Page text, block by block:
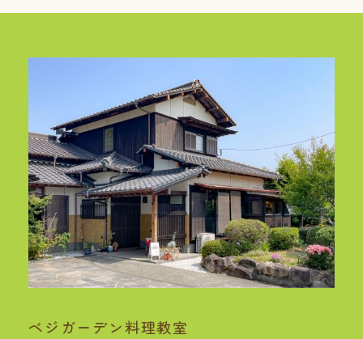
ベジガーデン料理教室